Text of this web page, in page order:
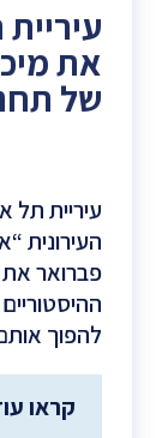
את
של
עיריית תל
העירונית
פברואר את
להפוך
קראו
(עיריית